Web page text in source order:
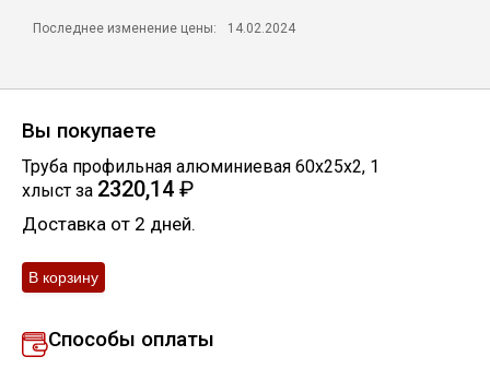
Проволока
Остальное
Алюминиевый прокат
Последнее изменение цены: 14.02.2024
Вы покупаете
Труба профильная алюминиевая 60х25х2, 1
хлыст за 2320,14 ₽
Доставка от 2 дней.
Способы оплаты